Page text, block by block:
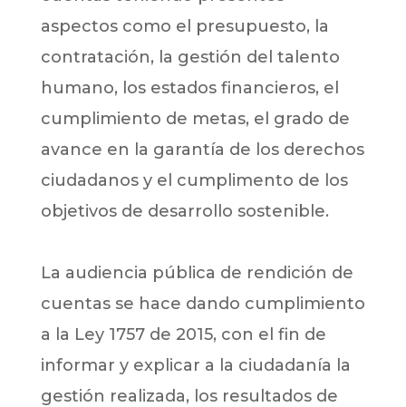
aspectos como el presupuesto, la
contratación, la gestión del talento
humano, los estados financieros, el
cumplimiento de metas, el grado de
avance en la garantía de los derechos
ciudadanos y el cumplimento de los
objetivos de desarrollo sostenible.
La audiencia pública de rendición de
cuentas se hace dando cumplimiento
a la Ley 1757 de 2015, con el fin de
informar y explicar a la ciudadanía la
gestión realizada, los resultados de